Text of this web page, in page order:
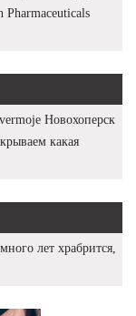
Pharmaceuticals
Новохоперск
какая
лет храбрится,